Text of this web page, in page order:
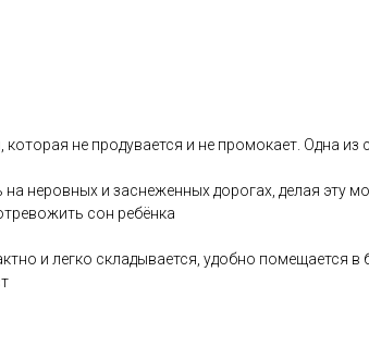
не продувается и не промокает. Одна
и заснеженных дорогах, делая эту
сон ребёнка
и легко складывается, удобно помещается